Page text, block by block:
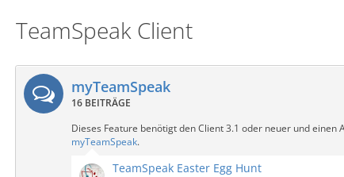
TeamSpeak Client
myTeamSpeak
16 BEITRÄGE
Dieses Feature benötigt den Client 3.1 oder neuer und einen
myTeamSpeak.
TeamSpeak Easter Egg Hunt